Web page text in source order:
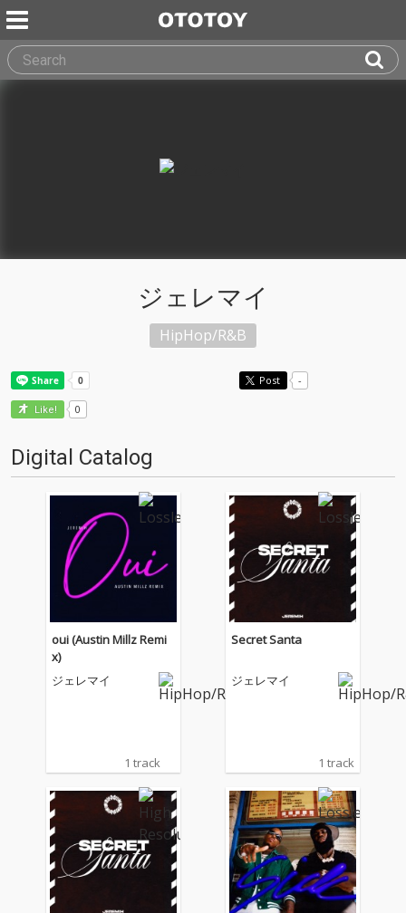
ジェレマイ
HipHop/R&B
Post -
Like! 0
Digital Catalog
oui (Austin Millz Remi
x)
ジェレマイ
1 track
Secret Santa
ジェレマイ
1 track